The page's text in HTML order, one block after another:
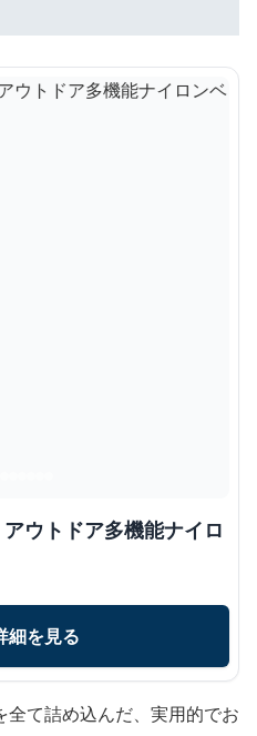
ウトドア多機能ナイロ
細を見る
て詰め込んだ、実用的でお